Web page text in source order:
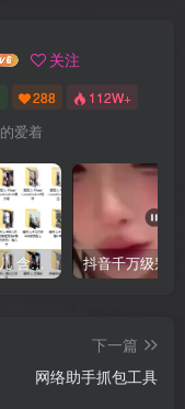
关注
288 112W+
爱着
斗鱼红人 腐团儿 含付费 大尺写真 32套
下一篇
网络助手抓包工具